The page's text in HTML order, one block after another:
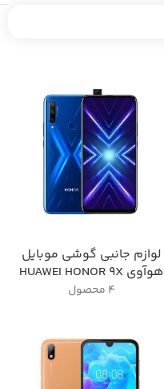
لوازم جانبی گوشی موبایل
هوآوی HUAWEI HONOR 9X
4 محصول